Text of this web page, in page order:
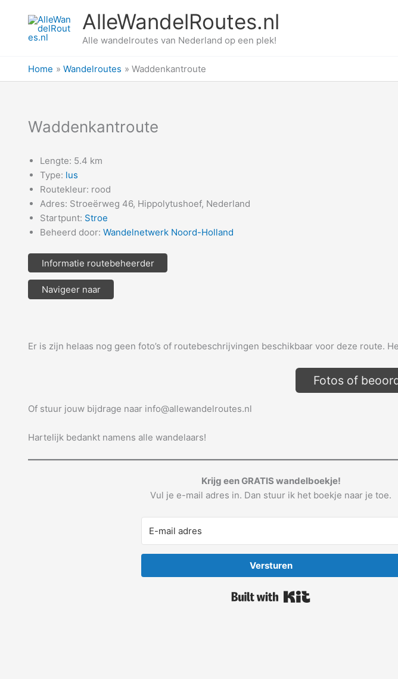
AlleWandelRoutes.nl
Alle wandelroutes van Nederland op een plek!
Home Wandelroutes Waddenkantroute
Waddenkantroute
Lengte: 5.4 km
Type: lus
Routekleur: rood
Adres: Stroeërweg 46, Hippolytushoef, Nederland
Startpunt: Stroe
Beheerd door: Wandelnetwerk Noord-Holland
Informatie routebeheerder
Navigeer naar
Er is zijn helaas nog geen foto’s of routebeschrijvingen beschikbaar voor deze route.
Fotos of
Of stuur jouw bijdrage naar info@allewandelroutes.nl
Hartelijk bedankt namens alle wandelaars!
Krijg een GRATIS wandelboekje!
Vul je e-mail adres in. Dan stuur ik het boekje naar je toe.
Versturen